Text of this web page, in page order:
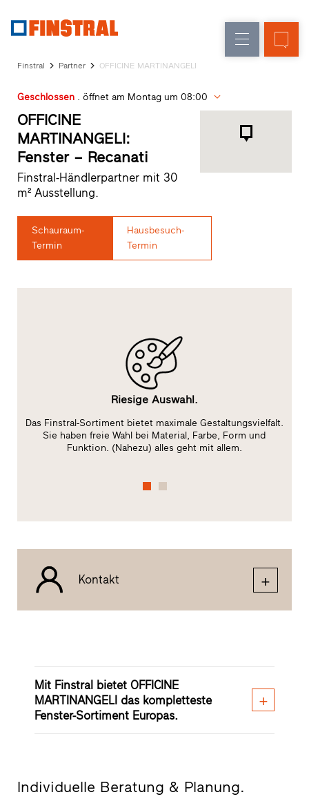
Glaswände
Service
Partner-
Programm
Händlersuche
Schnelleinstiege
Finstral Partner OFFICINE MARTINANGELI
Geschlossen. öffnet am Montag um 08:00
OFFICINE
MARTINANGELI:
Fenster – Recanati
Finstral-Händlerpartner mit 30
m² Ausstellung.
Schauraum-
Termin
Hausbesuch-
Termin
Riesige Auswahl.
Das Finstral-Sortiment bietet maximale Gestaltungsvielfalt.
Sie haben freie Wahl bei Material, Farbe, Form und
Funktion. (Nahezu) alles geht mit allem.
Kontakt
Mit Finstral bietet OFFICINE
MARTINANGELI das kompletteste
Fenster-Sortiment Europas.
Individuelle Beratung & Planung.